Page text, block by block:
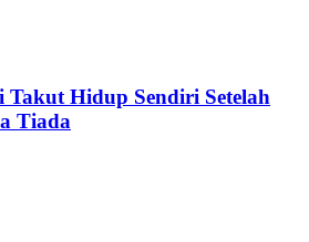
Takut Hidup Sendiri Setelah
Tiada